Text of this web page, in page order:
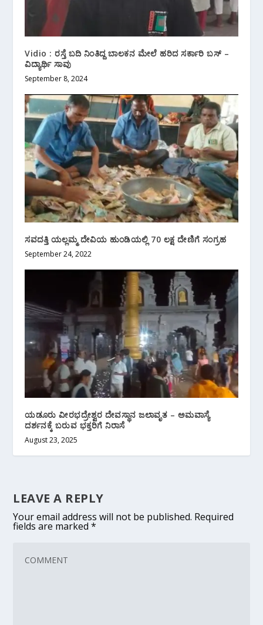
Vidio : ರಸ್ತೆ ಬದಿ ನಿಂತಿದ್ದ ಬಾಲಕನ ಮೇಲೆ ಹರಿದ ಸರ್ಕಾರಿ ಬಸ್ –
ವಿದ್ಯಾರ್ಥಿ ಸಾವು
September 8, 2024
ಸವದತ್ತಿ ಯಲ್ಲಮ್ಮ ದೇವಿಯ ಹುಂಡಿಯಲ್ಲಿ 70 ಲಕ್ಷ ದೇಣಿಗೆ ಸಂಗ್ರಹ
September 24, 2022
ಯಡೂರು ವೀರಭದ್ರೇಶ್ವರ ದೇವಸ್ಥಾನ ಜಲಾವೃತ – ಅಮವಾಸ್ಯೆ
ದರ್ಶನಕ್ಕೆ ಬರುವ ಭಕ್ತರಿಗೆ ನಿರಾಸೆ
August 23, 2025
LEAVE A REPLY
Your email address will not be published. Required
fields are marked*